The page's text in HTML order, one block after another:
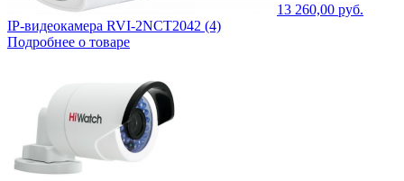
13 260,00 руб.
IP-видеокамера RVI-2NCT2042 (4)
Подробнее о товаре